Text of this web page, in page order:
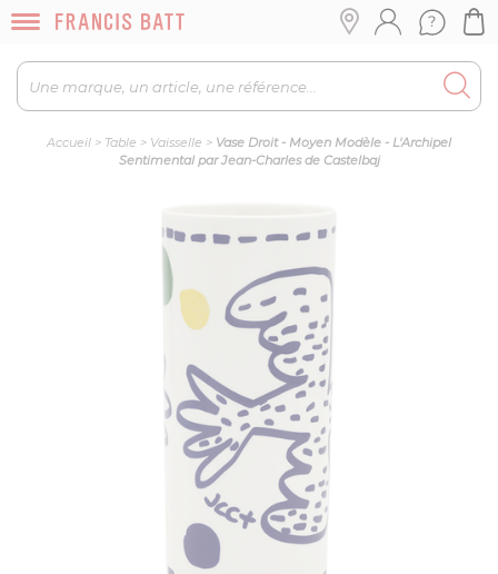
Accueil > Table > Vaisselle > Vase Droit - Moyen Modèle - L'Archipel
Sentimental par Jean-Charles de Castelbaj